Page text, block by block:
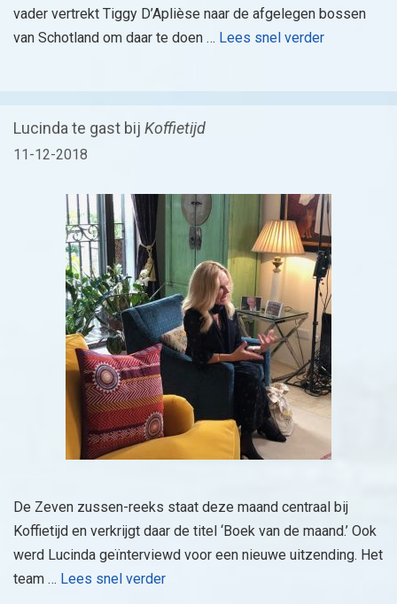
vader vertrekt Tiggy D’Aplièse naar de afgelegen bossen
van Schotland om daar te doen … Lees snel verder
Lucinda te gast bij Koffietijd
11-12-2018
De Zeven zussen-reeks staat deze maand centraal bij
Koffietijd en verkrijgt daar de titel ‘Boek van de maand.’ Ook
werd Lucinda geïnterviewd voor een nieuwe uitzending. Het
team … Lees snel verder